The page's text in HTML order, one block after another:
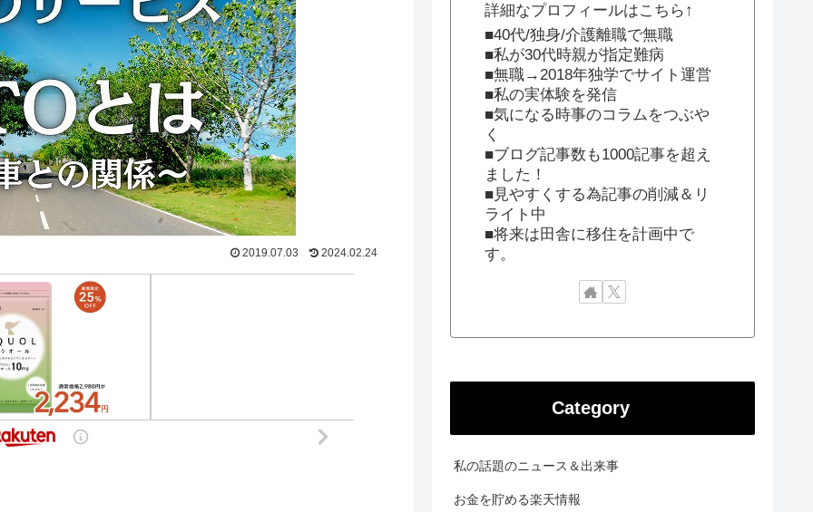
2019.07.03 2024.02.24
詳細なプロフィールはこちら↑
■40代/独身/介護離職で無職
■私が30代時親が指定難病
■無職→2018年独学でサイト運営
■私の実体験を発信
■気になる時事のコラムをつぶや
く
■ブログ記事数も1000記事を超え
ました！
■見やすくする為記事の削減＆リ
ライト中
■将来は田舎に移住を計画中で
す。
Category
私の話題のニュース＆出来事
お金を貯める楽天情報